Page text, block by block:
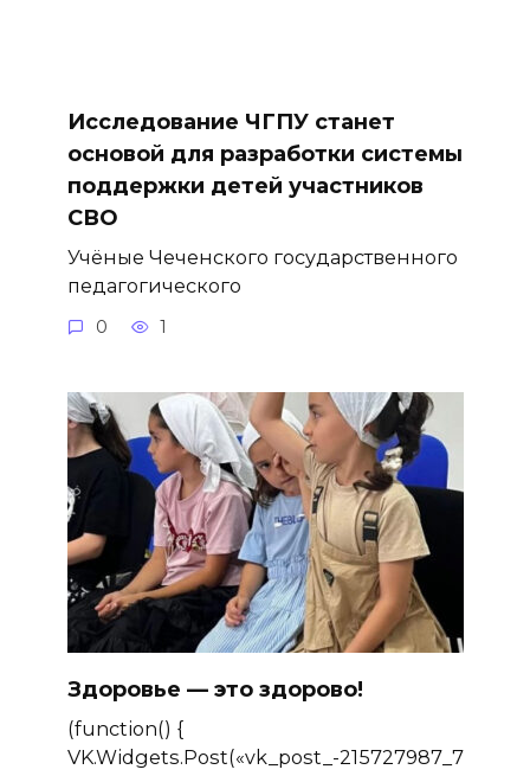
Исследование ЧГПУ станет
основой для разработки системы
поддержки детей участников
СВО
Учёные Чеченского государственного
педагогического
0 1
Здоровье — это здорово!
(function() {
VK.Widgets.Post(«vk_post_-215727987_7